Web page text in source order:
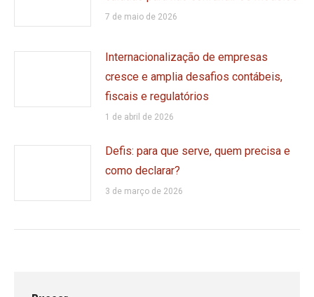
7 de maio de 2026
Internacionalização de empresas
cresce e amplia desafios contábeis,
fiscais e regulatórios
1 de abril de 2026
Defis: para que serve, quem precisa e
como declarar?
3 de março de 2026